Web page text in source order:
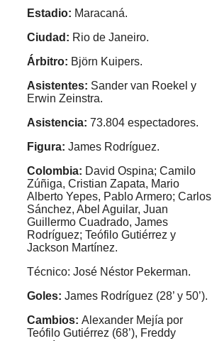
Estadio: Maracaná.
Ciudad: Rio de Janeiro.
Árbitro: Björn Kuipers.
Asistentes: Sander van Roekel y
Erwin Zeinstra.
Asistencia: 73.804 espectadores.
Figura: James Rodríguez.
Colombia: David Ospina; Camilo
Zúñiga, Cristian Zapata, Mario
Alberto Yepes, Pablo Armero; Carlos
Sánchez, Abel Aguilar, Juan
Guillermo Cuadrado, James
Rodríguez; Teófilo Gutiérrez y
Jackson Martínez.
Técnico: José Néstor Pekerman.
Goles: James Rodríguez (28’ y 50’).
Cambios: Alexander Mejía por
Teófilo Gutiérrez (68’), Freddy